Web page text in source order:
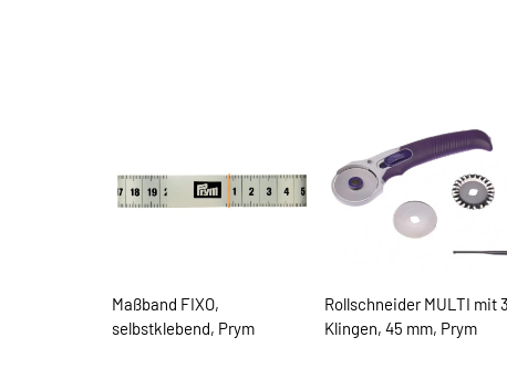
Maßband FIXO,
selbstklebend, Prym
Rollschneider MULTI mit 3
Klingen, 45 mm, Prym